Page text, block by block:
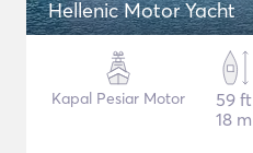
Hellenic Motor Yacht
Kapal Pesiar Motor
59 ft
18 m